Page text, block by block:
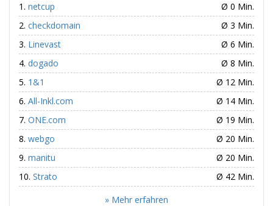
netcup
Ø 0 Min.
checkdomain
Ø 3 Min.
Linevast
Ø 6 Min.
dogado
Ø 8 Min.
1&1
Ø 12 Min.
All-Inkl.com
Ø 14 Min.
ONE.com
Ø 19 Min.
webgo
Ø 20 Min.
manitu
Ø 20 Min.
Strato
Ø 42 Min.
» Mehr erfahren